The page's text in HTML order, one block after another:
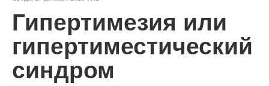
Гипертимезия или
гипертиместический
синдром